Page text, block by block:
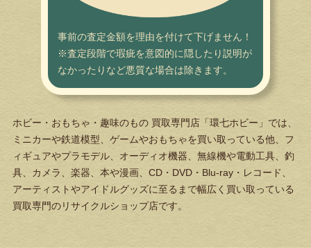
事前の査定金額を理由を付けて下げません！
※査定段階で瑕疵を意図的に隠したり説明が
なかったりなど悪質な場合は除きます。
ホビー・おもちゃ・趣味のもの 買取専門店「環七ホビー」では、
ミニカーや鉄道模型、ゲームやおもちゃを買い取っている他、フ
ィギュアやプラモデル、オーディオ機器、無線機や電動工具、釣
具、カメラ、楽器、本や漫画、CD・DVD・Blu-ray・レコード、
アーティストやアイドルグッズに至るまで幅広く買い取っている
買取専門のリサイクルショップ店です。